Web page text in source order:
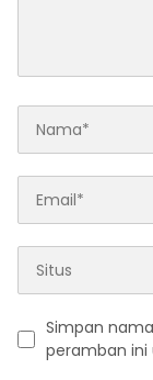
Simpan
peramban ini